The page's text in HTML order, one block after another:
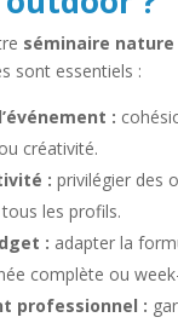
séminaire nature
sont essentiels :
:
créativité.
: privilégier des
les profils.
: adapter la
complète ou
professionnel :